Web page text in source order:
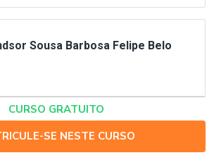
Sousa Barbosa Felipe Belo
CURSO GRATUITO
SE NESTE CURSO